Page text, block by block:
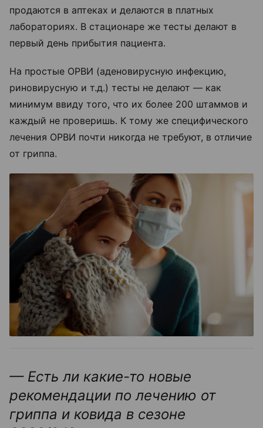
продаются в аптеках и делаются в платных
лабораториях. В стационаре же тесты делают в
первый день прибытия пациента.
На простые ОРВИ (аденовирусную инфекцию,
риновирусную и т.д.) тесты не делают — как
минимум ввиду того, что их более 200 штаммов и
каждый не проверишь. К тому же специфического
лечения ОРВИ почти никогда не требуют, в отличие
от гриппа.
— Есть ли какие-то новые
рекомендации по лечению от
гриппа и ковида в сезоне